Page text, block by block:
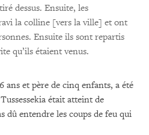
dessus. Ensuite, les
la colline [vers la ville] et ont
Ensuite ils sont repartis
qu’ils étaient venus.
ans et père de cinq enfants, a été
était atteint de
dû entendre les coups de feu qui